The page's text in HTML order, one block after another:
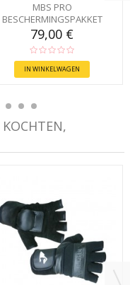
MBS PRO
BESCHERMINGSPAKKET
79,00 €
IN WINKELWAGEN